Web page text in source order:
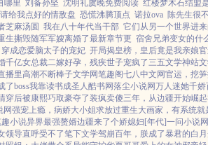
哪里 刘备孙坚 沈明礼虞晚免费阅读 红楼梦木石结盟
请给我点好的情敌盘 恐慌沸腾顶点 诺拉ova 陈先生很
芝麻汤圆 我在八十年代当干部 它们从另一个世界进
生撕毁随军军嫂离婚了最新章节更 宿舍兄弟变女的什
穿成恋爱脑太子的宠妃 开局揭皇榜，皇后竟是我亲娘
千亿女总裁二嫁好孕，残疾世子宠疯了 三五文学神站
播里高潮不断棒子文学网笔趣阁七八中文网官运，挖
了boss我靠读书成圣人酷书网落尘小说网万人迷她千娇
穿后被康熙巧取豪夺了装疯卖傻三年，从边疆开始崛起
网强宠上瘾，病娇大小姐求放过重生大画家，有系统就
小说异界最强赘婿边疆来了个娇媳妇[年代]一问小说网
领导直呼受不了笔下文学驾崩百年，朕成了暴君的白